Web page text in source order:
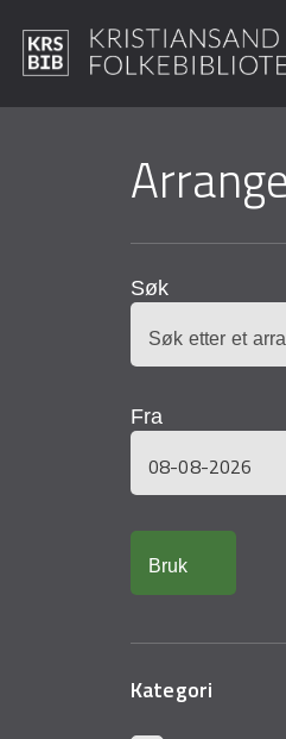
Søk
Fra
Kategori